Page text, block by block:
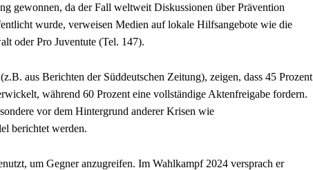
gewonnen, da der Fall weltweit Diskussionen über Prävention
wurde, verweisen Medien auf lokale Hilfsangebote wie die
oder Pro Juventute (Tel. 147).
aus Berichten der Süddeutschen Zeitung), zeigen, dass 45 Prozent
während 60 Prozent eine vollständige Aktenfreigabe fordern.
vor dem Hintergrund anderer Krisen wie
berichtet werden.
um Gegner anzugreifen. Im Wahlkampf 2024 versprach er